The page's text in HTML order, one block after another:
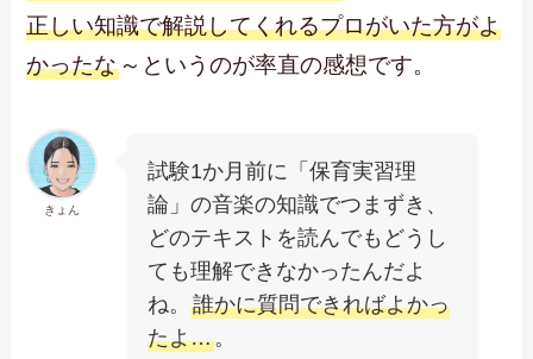
正しい知識で解説してくれるプロがいた方がよ
かったな ～というのが率直の感想です。
きょん
試験1か月前に「保育実習理
論」の音楽の知識でつまずき、
どのテキストを読んでもどうし
ても理解できなかったんだよ
ね。誰かに質問できればよかっ
たよ…。